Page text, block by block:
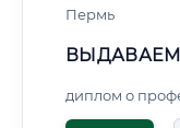
Пермь
диплом о